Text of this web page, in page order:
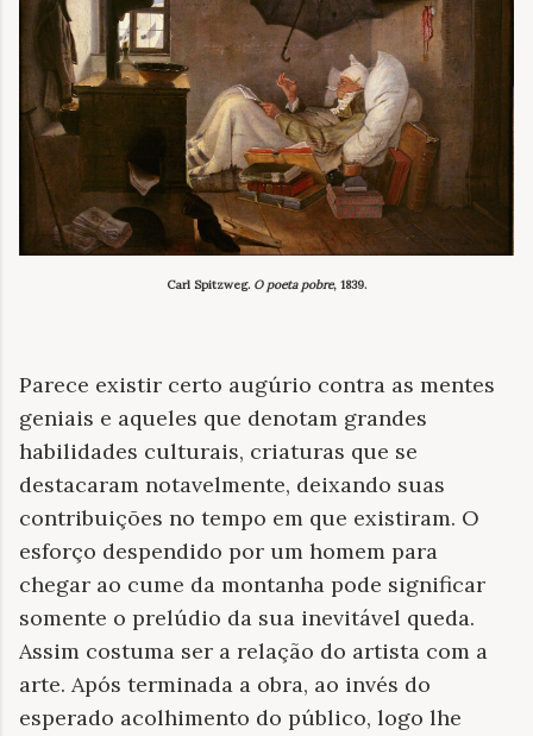
Carl Spitzweg. O poeta pobre, 1839.
Parece existir certo augúrio contra as mentes
geniais e aqueles que denotam grandes
habilidades culturais, criaturas que se
destacaram notavelmente, deixando suas
contribuições no tempo em que existiram. O
esforço despendido por um homem para
chegar ao cume da montanha pode significar
somente o prelúdio da sua inevitável queda.
Assim costuma ser a relação do artista com a
arte. Após terminada a obra, ao invés do
esperado acolhimento do público, logo lhe